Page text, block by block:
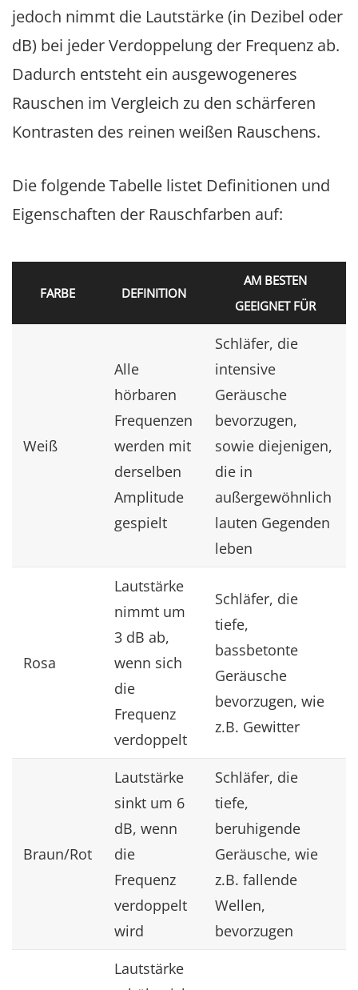
jedoch nimmt die Lautstärke (in Dezibel oder
dB) bei jeder Verdoppelung der Frequenz ab.
Dadurch entsteht ein ausgewogeneres
Rauschen im Vergleich zu den schärferen
Kontrasten des reinen weißen Rauschens.
Die folgende Tabelle listet Definitionen und
Eigenschaften der Rauschfarben auf:
FARBE DEFINITION
AM BESTEN
GEEIGNET FÜR
Weiß
Alle
hörbaren
Frequenzen
werden mit
derselben
Amplitude
gespielt
Schläfer, die
intensive
Geräusche
bevorzugen,
sowie diejenigen,
die in
außergewöhnlich
lauten Gegenden
leben
Rosa
Lautstärke
nimmt um
3 dB ab,
wenn sich
die
Frequenz
verdoppelt
Schläfer, die
tiefe,
bassbetonte
Geräusche
bevorzugen, wie
z.B. Gewitter
Braun/Rot
Lautstärke
sinkt um 6
dB, wenn
die
Frequenz
verdoppelt
wird
Schläfer, die
tiefe,
beruhigende
Geräusche, wie
z.B. fallende
Wellen,
bevorzugen
Lautstärke